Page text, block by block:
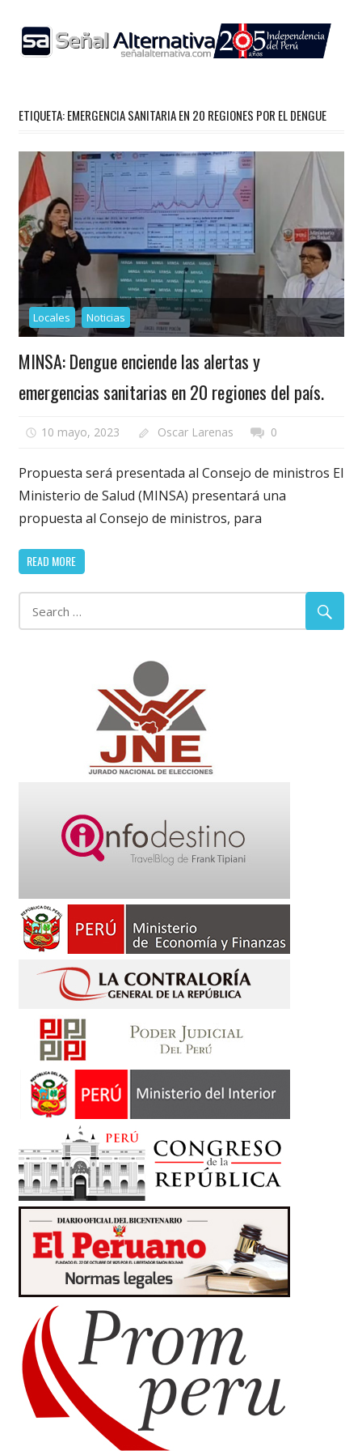
content
ETIQUETA:EMERGENCIA SANITARIA EN 20 REGIONES POR EL DENGUE
Locales Noticias
MINSA: Dengue enciende las alertas y
emergencias sanitarias en 20 regiones del país.
10 mayo, 2023 Oscar Larenas 0
Propuesta será presentada al Consejo de ministros El
Ministerio de Salud (MINSA) presentará una
propuesta al Consejo de ministros, para
READ MORE